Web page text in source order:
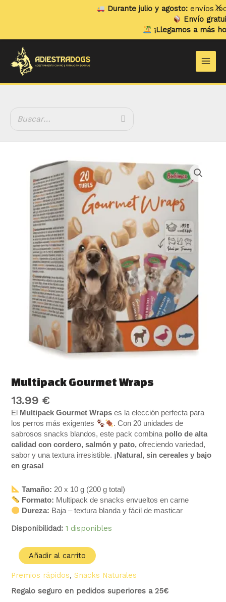
Multipack Gourmet Wraps
13.99 €
El Multipack Gourmet Wraps es la elección perfecta para
los perros más exigentes
. Con 20 unidades de
sabrosos snacks blandos, este pack combina pollo de alta
calidad con cordero, salmón y pato, ofreciendo variedad,
sabor y una textura irresistible. ¡Natural, sin cereales y bajo
en grasa!
Tamaño: 20 x 10 g (200 g total)
Formato: Multipack de snacks envueltos en carne
Dureza: Baja – textura blanda y fácil de masticar
Disponibilidad: 1 disponibles
Gourmet
Wraps
cantidad
Añadir al carrito
Premios rápidos,Snacks Naturales
Regalo seguro en pedidos superiores a 25€
Durante julio y agosto:envíos
Envío gratuito
¡Llegamos a más